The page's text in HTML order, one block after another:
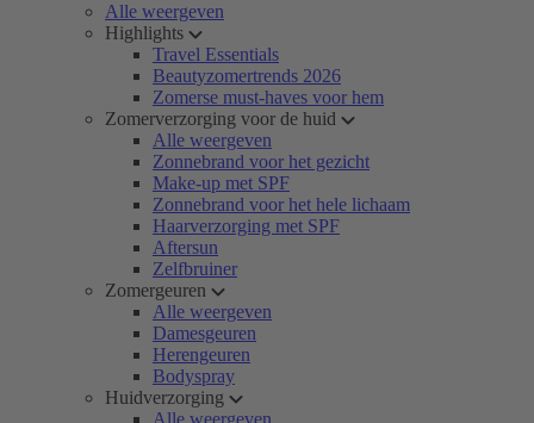
Alle weergeven
Highlights
Travel Essentials
Beautyzomertrends 2026
Zomerse must-haves voor hem
Zomerverzorging voor de huid
Alle weergeven
Zonnebrand voor het gezicht
Make-up met SPF
Zonnebrand voor het hele lichaam
Haarverzorging met SPF
Aftersun
Zelfbruiner
Zomergeuren
Alle weergeven
Damesgeuren
Herengeuren
Bodyspray
Huidverzorging
Alle weergeven